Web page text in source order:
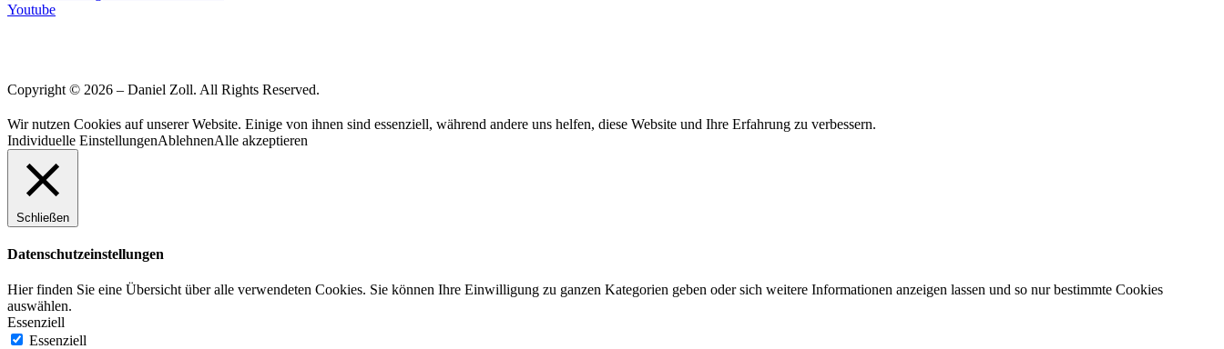
Youtube
Copyright © 2026 – Daniel Zoll. All Rights Reserved.
Wir nutzen Cookies auf unserer Website. Einige von ihnen sind essenziell, während andere uns helfen, diese Website und Ihre Erfahrung zu verbessern.
Individuelle EinstellungenAblehnenAlle akzeptieren
Schließen
Datenschutzeinstellungen
Hier finden Sie eine Übersicht über alle verwendeten Cookies. Sie können Ihre Einwilligung zu ganzen Kategorien geben oder sich weitere Informationen anzeigen lassen und so nur bestimmte Cookies
auswählen.
Essenziell
Essenziell